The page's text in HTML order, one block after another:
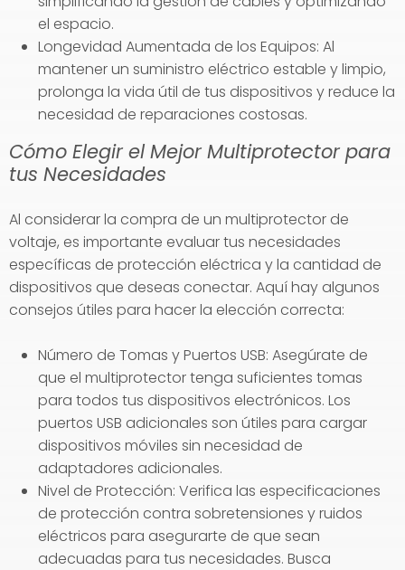
el espacio.
Longevidad Aumentada de los Equipos: Al
mantener un suministro eléctrico estable y limpio,
prolonga la vida útil de tus dispositivos y reduce la
necesidad de reparaciones costosas.
Cómo Elegir el Mejor Multiprotector para
tus Necesidades
Al considerar la compra de un multiprotector de
voltaje, es importante evaluar tus necesidades
específicas de protección eléctrica y la cantidad de
dispositivos que deseas conectar. Aquí hay algunos
consejos útiles para hacer la elección correcta:
Número de Tomas y Puertos USB: Asegúrate de
que el multiprotector tenga suficientes tomas
para todos tus dispositivos electrónicos. Los
puertos USB adicionales son útiles para cargar
dispositivos móviles sin necesidad de
adaptadores adicionales.
Nivel de Protección: Verifica las especificaciones
de protección contra sobretensiones y ruidos
eléctricos para asegurarte de que sean
adecuadas para tus necesidades. Busca